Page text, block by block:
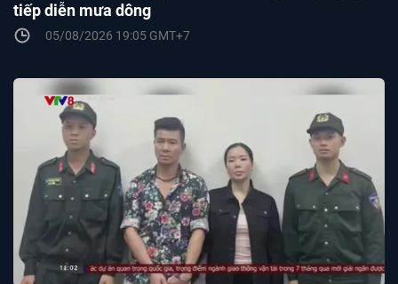
tiếp diễn mưa dông
05/08/2026 19:05 GMT+7